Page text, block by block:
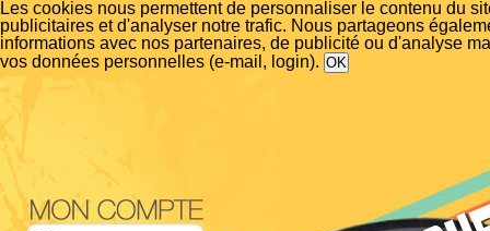
Les cookies nous permettent de personnaliser le contenu du
publicitaires et d'analyser notre trafic. Nous partageons
informations avec nos partenaires, de publicité ou d'analyse
vos données personnelles (e-mail, login).